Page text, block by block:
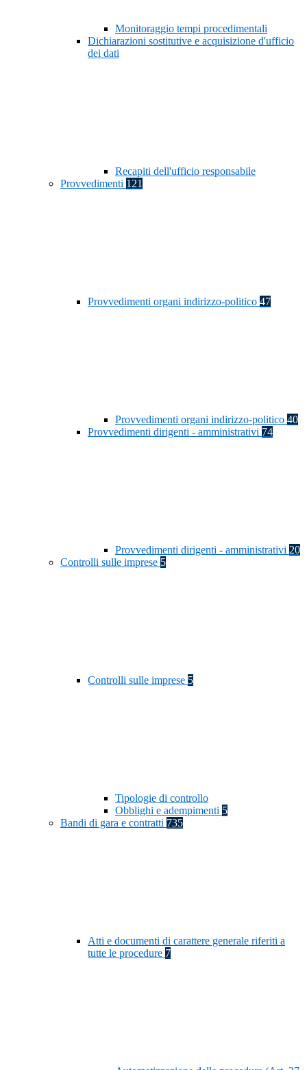
Monitoraggio tempi procedimentali
Dichiarazioni sostitutive e acquisizione d'ufficio
dei dati
Recapiti dell'ufficio responsabile
Provvedimenti 121
Provvedimenti organi indirizzo-politico 47
Provvedimenti organi indirizzo-politico 40
Provvedimenti dirigenti - amministrativi 74
Provvedimenti dirigenti - amministrativi 20
Controlli sulle imprese 5
Controlli sulle imprese 5
Tipologie di controllo
Obblighi e adempimenti 5
Bandi di gara e contratti 735
Atti e documenti di carattere generale riferiti a
tutte le procedure 7